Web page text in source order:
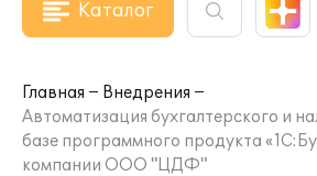
Каталог
Главная
Внедрения
Автоматизация бухгалтерского и
базе программного продукта
компании ООО "ЦДФ"